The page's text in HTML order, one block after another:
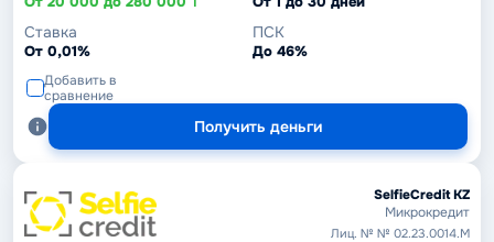
Ставка
От 0,01%
ПСК
До 46%
Добавить в
сравнение
Получить деньги
SelfieCredit KZ
Микрокредит
Лиц. № № 02.23.0014.М